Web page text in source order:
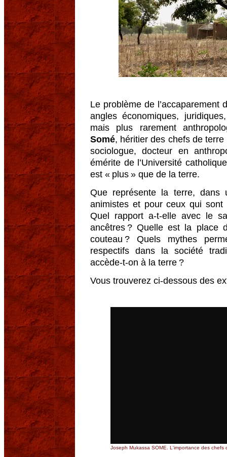
Le problème de l’accaparement
angles économiques,
mais plus rarement
Somé, héritier des chefs de
sociologue, docteur en
émérite de l’Université
est « plus » que de la terre.
Que représente la terre, dans
animistes et pour ceux qui sont
Quel rapport a-t-elle avec le
ancêtres ? Quelle est la place
couteau ? Quels mythes
respectifs dans la société
accède-t-on à la terre ?
Vous trouverez ci-dessous des
Joseph Mukassa SOME. L'importance des chefs